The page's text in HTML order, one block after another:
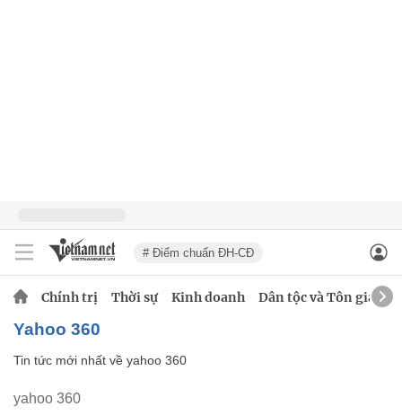
# Điểm chuẩn ĐH-CĐ
Chính trị Thời sự Kinh doanh Dân tộc và Tôn giáo
yahoo 360
Tin tức mới nhất về yahoo 360
yahoo 360